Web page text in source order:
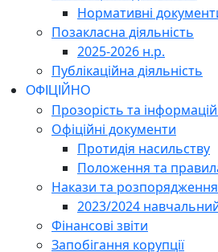
Нормативні
Позакласна діяльність
2025-2026 н.р.
Публікаційна діяльність
ОФІЦІЙНО
Прозорість та
Офіційні документи
Протидія насильству
Положення та
Накази та розпорядження
2023/2024
Фінансові звіти
Запобігання корупції